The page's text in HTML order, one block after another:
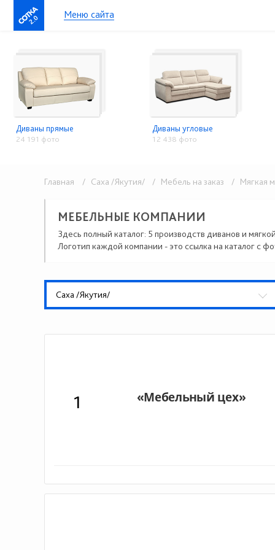
2.0 Меню сайта
Диваны прямые
24 191 фото
Диваны угловые
12 438 фото
Главная / Саха /Якутия/ / Мебель на заказ / Мягкая
МЕБЕЛЬНЫЕ КОМПАНИИ
Здесь полный каталог: 5 производств диванов и
Логотип каждой компании - это ссылка на каталог с
Саха /Якутия/
1